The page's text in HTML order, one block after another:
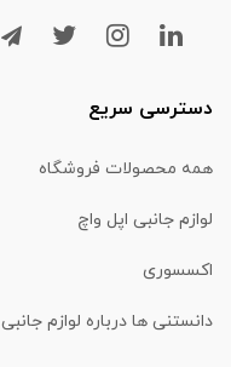
دسترسی سریع
همه محصولات فروشگاه
لوازم جانبی اپل واچ
اکسسوری
دانستنی ها درباره لوازم جانبی